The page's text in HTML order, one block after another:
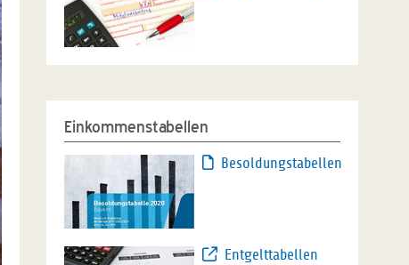
Einkommenstabellen
Besoldungstabellen
Entgelttabellen